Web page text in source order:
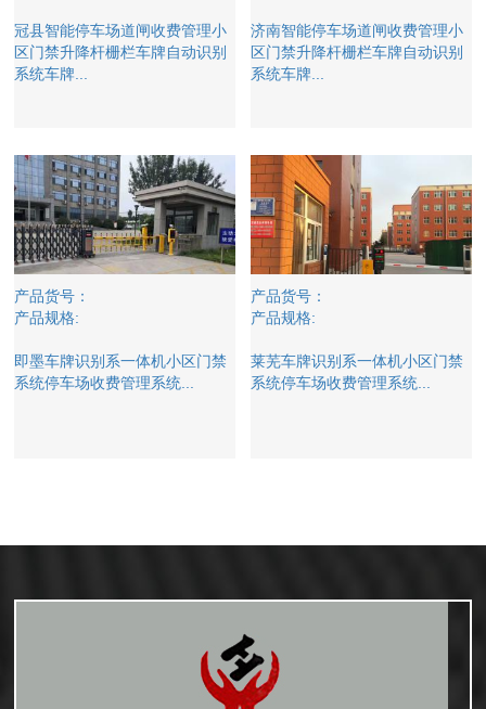
冠县智能停车场道闸收费管理小
区门禁升降杆栅栏车牌自动识别
系统车牌...
济南智能停车场道闸收费管理小
区门禁升降杆栅栏车牌自动识别
系统车牌...
产品货号：
产品规格:
即墨车牌识别系一体机小区门禁
系统停车场收费管理系统...
产品货号：
产品规格:
莱芜车牌识别系一体机小区门禁
系统停车场收费管理系统...